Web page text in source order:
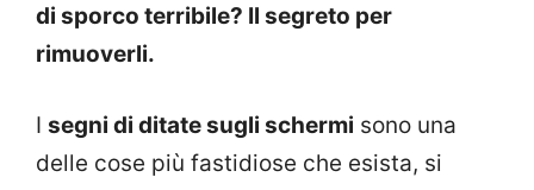
di sporco terribile? Il segreto per
rimuoverli.
I segni di ditate sugli schermi sono una
delle cose più fastidiose che esista, si